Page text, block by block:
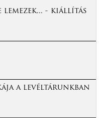
- kiállítás
a levéltárunkban